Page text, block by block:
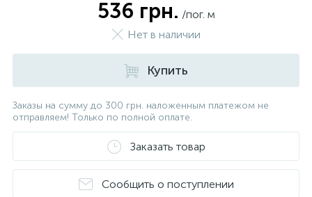
536 грн. /пог. м
Нет в наличии
Купить
Заказы на сумму до 300 грн. наложенным платежом не
отправляем! Только по полной оплате.
Заказать товар
Сообщить о поступлении